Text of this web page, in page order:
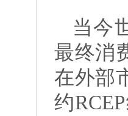
当今
最终消
在外部
约